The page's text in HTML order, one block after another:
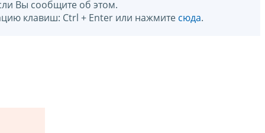
Вы сообщите об этом.
клавиш: Ctrl + Enter или нажмите сюда.